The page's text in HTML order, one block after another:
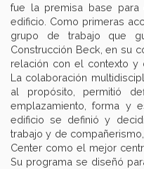
fue la premisa base para
edificio. Como primeras
grupo de trabajo que
Construcción Beck, en su
relación con el contexto y
La colaboración
al propósito, permitió
emplazamiento, forma y
edificio se definió y
trabajo y de
Center como el mejor
Su programa se diseñó